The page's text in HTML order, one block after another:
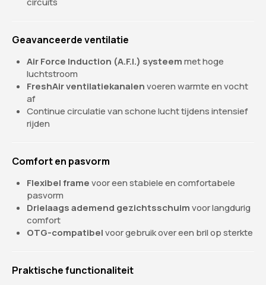
Geavanceerde ventilatie
Air Force Induction (A.F.I.) systeemmet hoge
luchtstroom
FreshAir ventilatiekanalenvoeren warmte en vocht
af
Continue circulatie van schone lucht tijdens intensief
rijden
Comfort en pasvorm
Flexibel framevoor een stabiele en comfortabele
pasvorm
Drielaags ademend gezichtsschuimvoor langdurig
comfort
OTG-compatibelvoor gebruik over een bril op sterkte
Praktische functionaliteit